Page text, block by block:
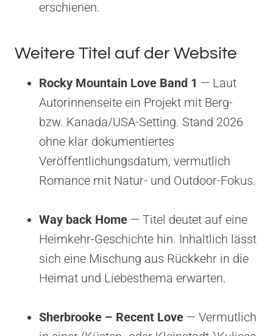
erschienen.
Weitere Titel auf der Website
Rocky Mountain Love Band 1 — Laut
Autorinnenseite ein Projekt mit Berg-
bzw. Kanada/USA-Setting. Stand 2026
ohne klar dokumentiertes
Veröffentlichungsdatum, vermutlich
Romance mit Natur- und Outdoor-Fokus.
Way back Home — Titel deutet auf eine
Heimkehr-Geschichte hin. Inhaltlich lässt
sich eine Mischung aus Rückkehr in die
Heimat und Liebesthema erwarten.
Sherbrooke – Recent Love — Vermutlich